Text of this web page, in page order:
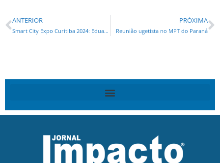
ANTERIOR
Smart City Expo Curitiba 2024: Eduardo Pimentel destaca a transparência e gestão participativa na Prefeitura de Curitiba
PRÓXIMA
Reunião ugetista no MPT do Paraná